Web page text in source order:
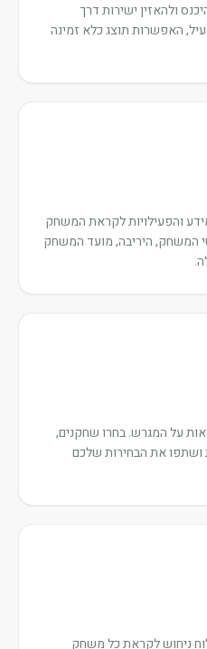
ולהאזין ישירות דרך
האפשרות תוצג כלא זמינה
והפעילויות לקראת המשחק
המשחק, היריבה, מועד המשחק
על המגרש. בחרו שחקנים,
את הבחירות שלכם
ניחוש לקראת כל משחק